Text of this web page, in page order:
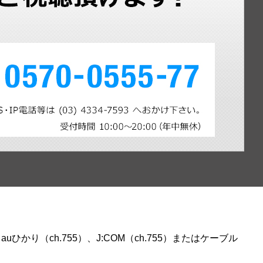
ひかり（ch.755）、J:COM（ch.755）またはケーブル